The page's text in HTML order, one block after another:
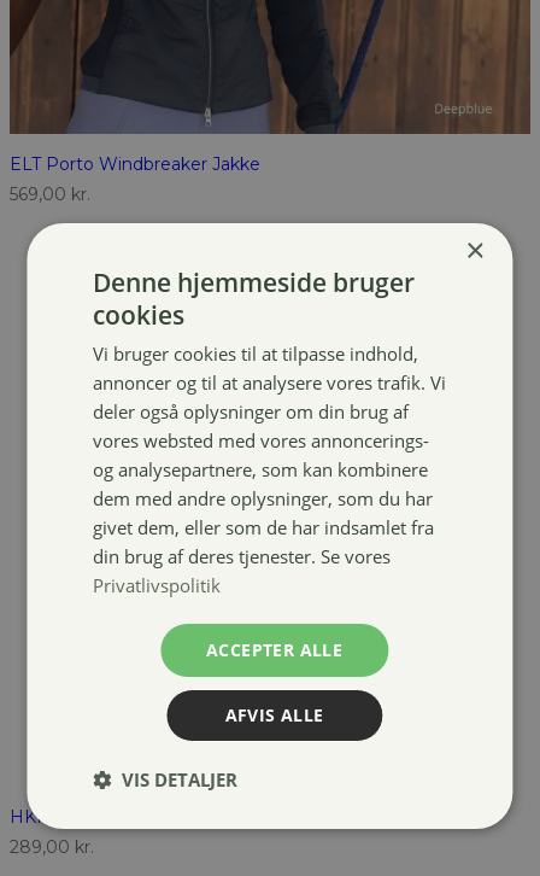
ELT Porto Windbreaker Jakke
569,00 kr.
HKM Essentials Winter funktions shirt
289,00 kr.
×
Denne hjemmeside bruger
cookies
Vi bruger cookies til at tilpasse indhold,
annoncer og til at analysere vores trafik. Vi
deler også oplysninger om din brug af
vores websted med vores annoncerings-
og analysepartnere, som kan kombinere
dem med andre oplysninger, som du har
givet dem, eller som de har indsamlet fra
din brug af deres tjenester. Se vores
Privatlivspolitik
ACCEPTER ALLE
AFVIS ALLE
VIS DETALJER